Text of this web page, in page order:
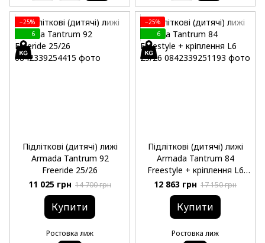
−25%
6
Підліткові (дитячі) лижі
Armada Tantrum 92
Freeride 25/26
11 025 грн 14 700 грн
Купити
Ростовка лиж
−25%
6
Підліткові (дитячі) лижі
Armada Tantrum 84
Freestyle + кріплення L6
25/26
12 863 грн 17 150 грн
Купити
Ростовка лиж